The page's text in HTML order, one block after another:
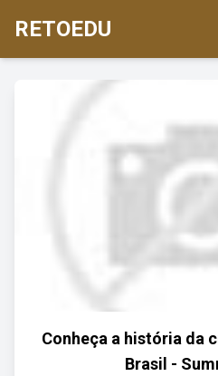
RETOEDU
Conheça a história da
Brasil -